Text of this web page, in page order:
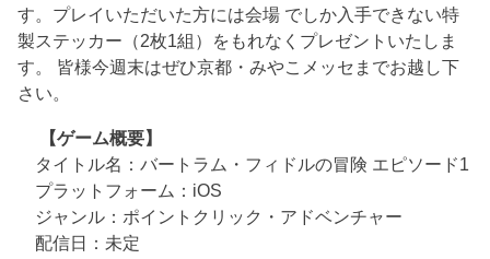
す。プレイいただいた方には会場 でしか入手できない特
製ステッカー（2枚1組）をもれなくプレゼントいたしま
す。 皆様今週末はぜひ京都・みやこメッセまでお越し下
さい。
【ゲーム概要】
タイトル名：バートラム・フィドルの冒険 エピソード1
プラットフォーム：iOS
ジャンル：ポイントクリック・アドベンチャー
配信日：未定